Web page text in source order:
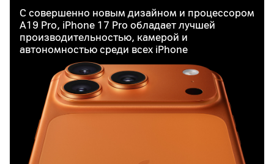
С совершенно новым дизайном и процессором
A19 Pro, iPhone 17 Pro обладает лучшей
производительностью, камерой и
автономностью среди всех iPhone